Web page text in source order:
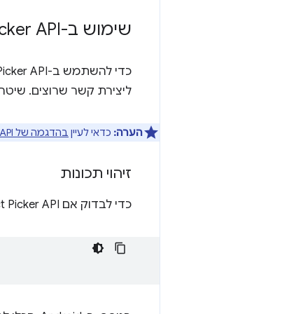
שימוש ב-Contact Picker API
ליצירת קשר שרוצים.
הערה: כדאי לעיין בהדגמה של Contact Picker API
זיהוי תכונות
כדי לבדוק אם Contact Picker API נתמך, משתמשים בפונקציה: